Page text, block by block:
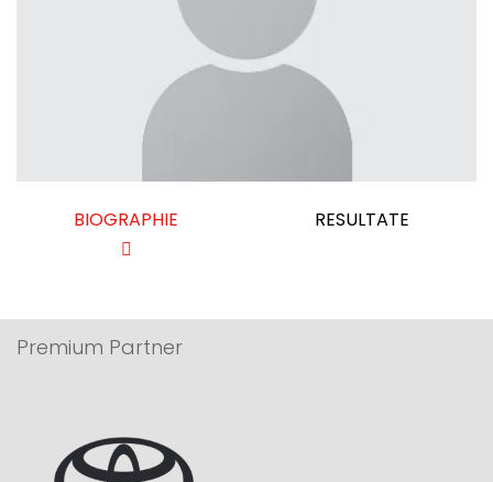
BIOGRAPHIE RESULTATE
Premium Partner